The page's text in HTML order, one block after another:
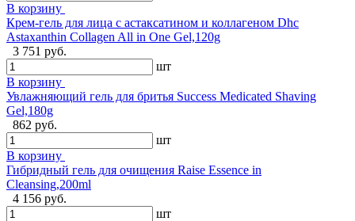
В корзину
Крем-гель для лица с астаксатином и коллагеном Dhc
Astaxanthin Collagen All in One Gel,120g
3 751 руб.
шт
В корзину
Увлажняющий гель для бритья Success Medicated Shaving
Gel,180g
862 руб.
шт
В корзину
Гибридный гель для очищения Raise Essence in
Cleansing,200ml
4 156 руб.
шт